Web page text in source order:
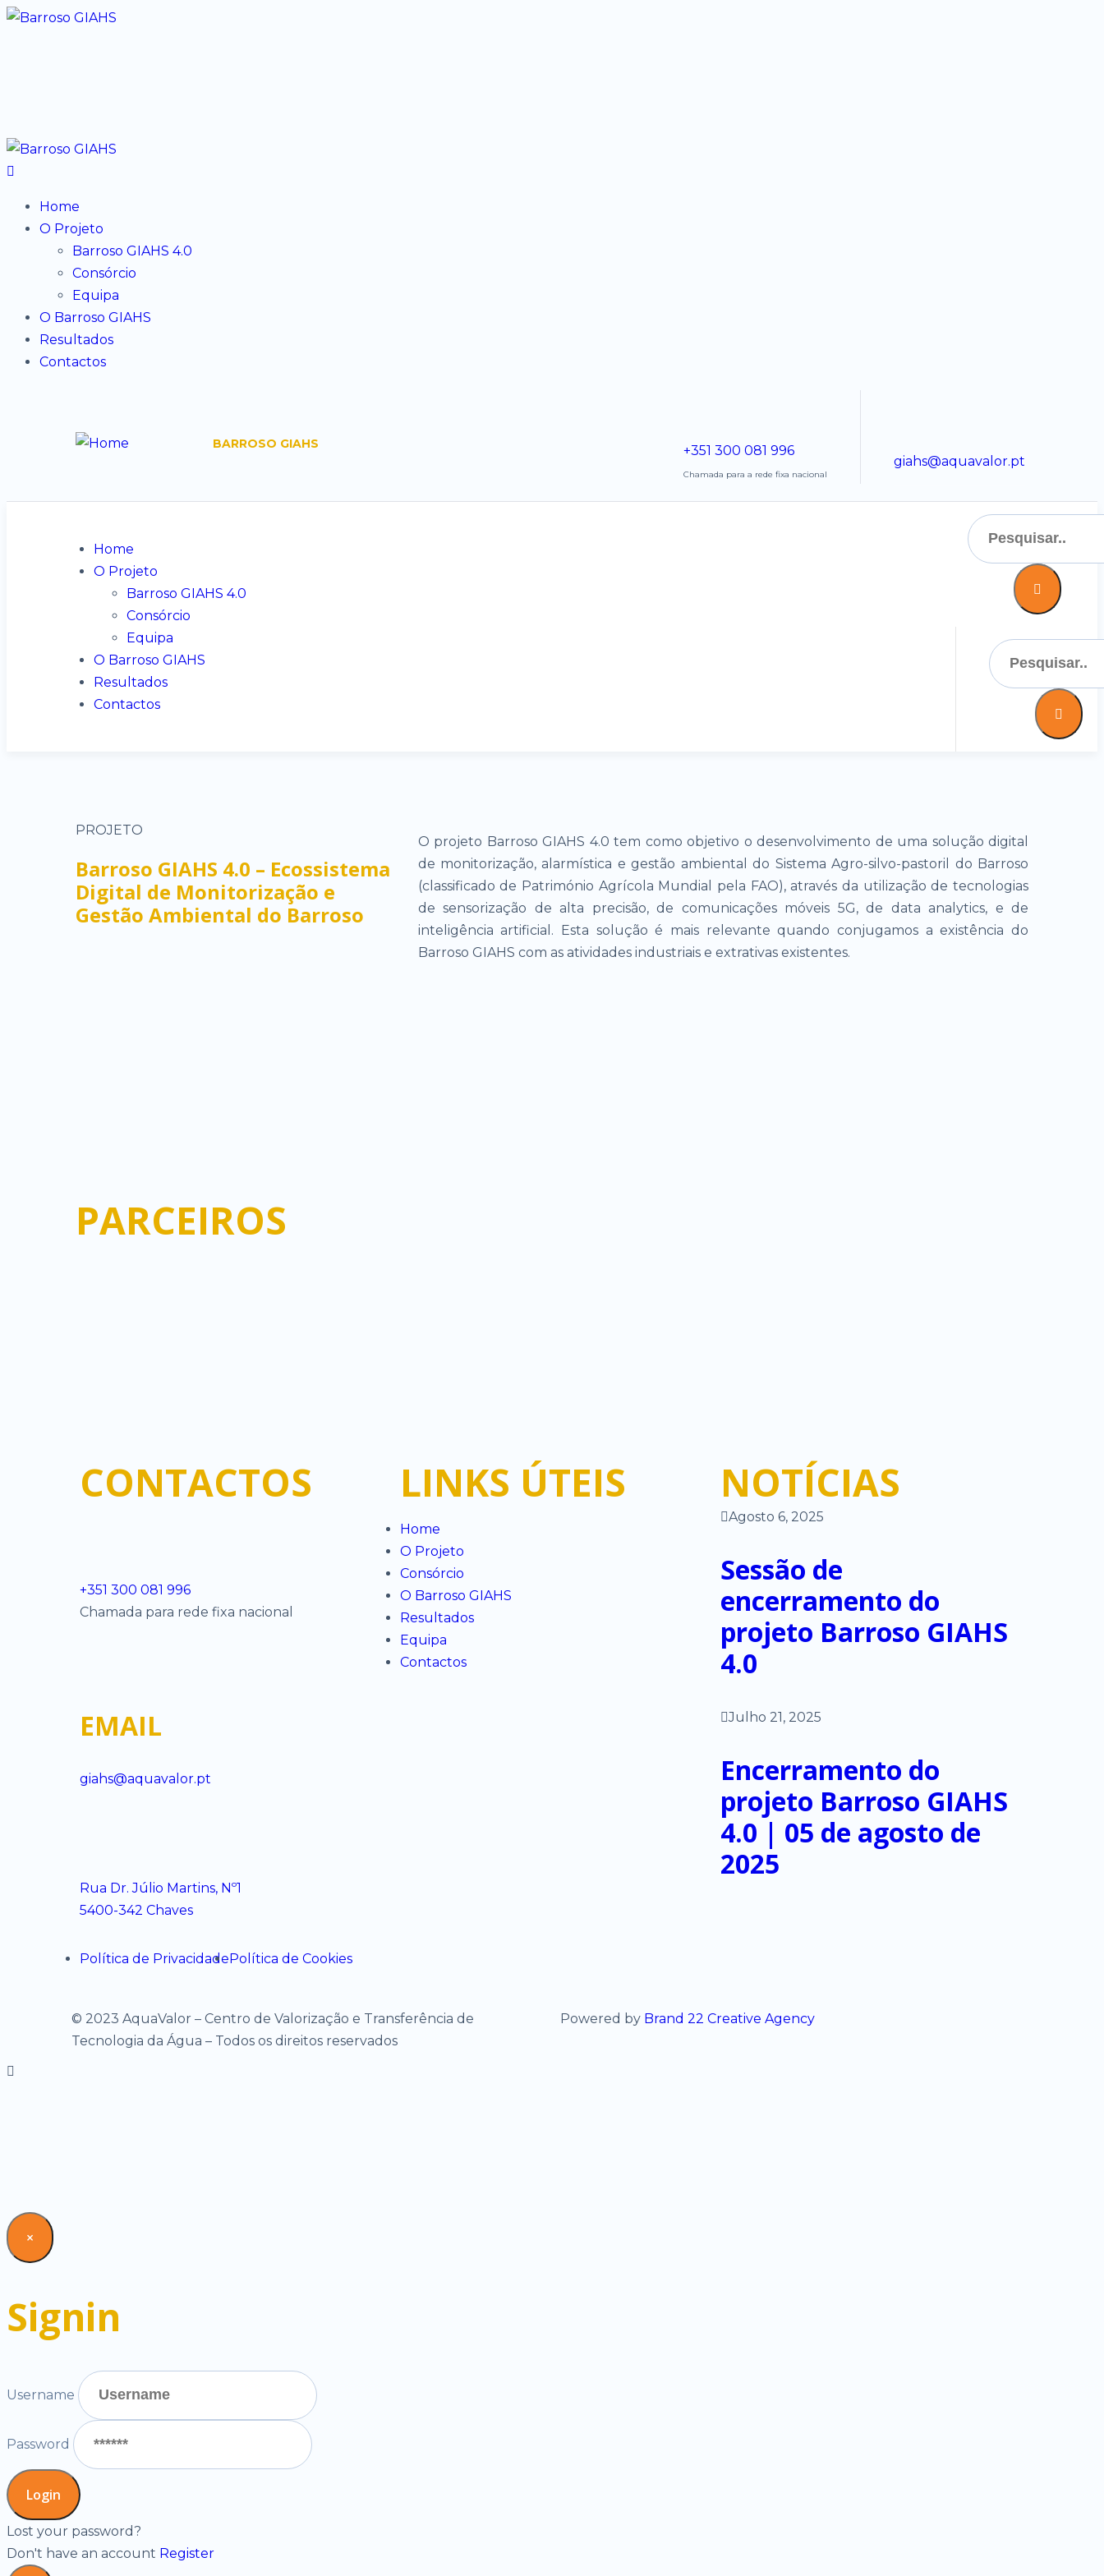
Home
O Projeto
Barroso GIAHS 4.0
Consórcio
Equipa
O Barroso GIAHS
Resultados
Contactos
BARROSO GIAHS +351 300 081 996
Chamada para a rede fixa nacional
giahs@aquavalor.pt
Home
O Projeto
Barroso GIAHS 4.0
Consórcio
Equipa
O Barroso GIAHS
Resultados
Contactos
PROJETO
Barroso GIAHS 4.0 – Ecossistema
Digital de Monitorização e
Gestão Ambiental do Barroso
O projeto Barroso GIAHS 4.0 tem como objetivo o desenvolvimento de uma solução digital
de monitorização, alarmística e gestão ambiental do Sistema Agro-silvo-pastoril do Barroso
(classificado de Património Agrícola Mundial pela FAO), através da utilização de tecnologias
de sensorização de alta precisão, de comunicações móveis 5G, de data analytics, e de
inteligência artificial. Esta solução é mais relevante quando conjugamos a existência do
Barroso GIAHS com as atividades industriais e extrativas existentes.
PARCEIROS
CONTACTOS
+351 300 081 996
Chamada para rede fixa nacional
EMAIL
giahs@aquavalor.pt
Rua Dr. Júlio Martins, Nº1
5400-342 Chaves
Política de PrivacidadePolítica de Cookies
LINKS ÚTEIS
Home
O Projeto
Consórcio
O Barroso GIAHS
Resultados
Equipa
Contactos
NOTÍCIAS
Agosto 6, 2025
Sessão de
encerramento do
projeto Barroso GIAHS
4.0
Julho 21, 2025
Encerramento do
projeto Barroso GIAHS
4.0 | 05 de agosto de
2025
© 2023 AquaValor – Centro de Valorização e Transferência de
Tecnologia da Água – Todos os direitos reservados
Powered by Brand 22 Creative Agency
×
Signin
Username
Password
Lost your password?
Don't have an account Register